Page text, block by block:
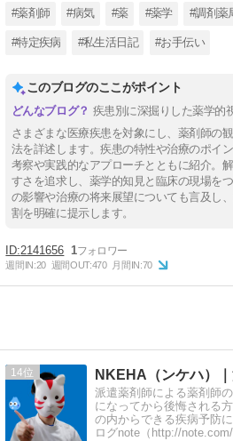
#薬剤師 #病気 #薬 #薬学 #調剤薬
#特定疾病 #私生活日記 #お手伝い
このブログのここがポイント
疾患別に深掘りした薬学的
さまざまな医療疾患を対象にし、薬剤師の
法を詳述します。疾患の特性や治療のポイ
考察や実践的なアプローチとともに紹介。
すさを追求し、薬学的知見と臨床の現場を
の影響や治療の将来展望についても言及し
割を明確に提示します。
2141656 1
週間IN:20 週間OUT:470 月間IN:70
14 NKEHA（ンケハ）
派遣薬剤師による薬剤師
になってから後悔される
の内からできる疾病予防
ログnote（http://note.com/